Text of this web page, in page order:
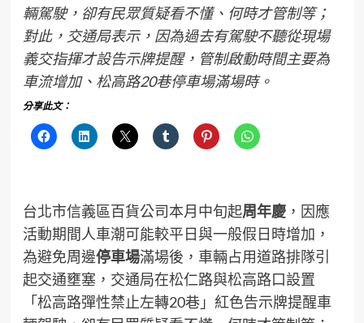
輛駕駛，卻有民眾質疑看不懂、何時才管制等；
對此，交通局表示，因為過去有駕駛不聽從現場
義交指揮才設告示牌提醒，管制啟動時間主要為
車流增加、松高路20巷停車場滿場時。
分享此文：
台北市信義區百貨公司本月中旬起周年慶，因應
活動期間人車潮可能較平日與一般假日時增加，
為避免周邊停車場滿場後，車輛占用道路排隊引
起交通壅塞，交通局在松仁路與松高路口設置
「松高路彈性禁止左轉20巷」紅色告示牌提醒車